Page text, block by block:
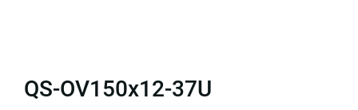
QS-OV150x12-37U